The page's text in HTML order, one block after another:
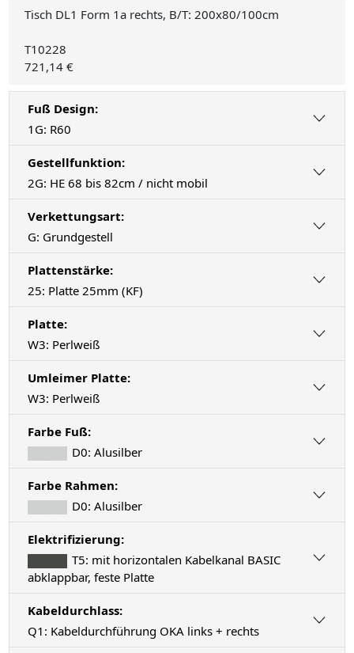
Tisch DL1 Form 1a rechts, B/T: 200x80/100cm
T10228
721,14 €
Fuß Design:
1G: R60
Gestellfunktion:
2G: HE 68 bis 82cm / nicht mobil
Verkettungsart:
G: Grundgestell
Plattenstärke:
25: Platte 25mm (KF)
Platte:
W3: Perlweiß
Umleimer Platte:
W3: Perlweiß
Farbe Fuß:
D0: Alusilber
Farbe Rahmen:
D0: Alusilber
Elektrifizierung:
T5: mit horizontalen Kabelkanal BASIC
abklappbar, feste Platte
Kabeldurchlass:
Q1: Kabeldurchführung OKA links + rechts